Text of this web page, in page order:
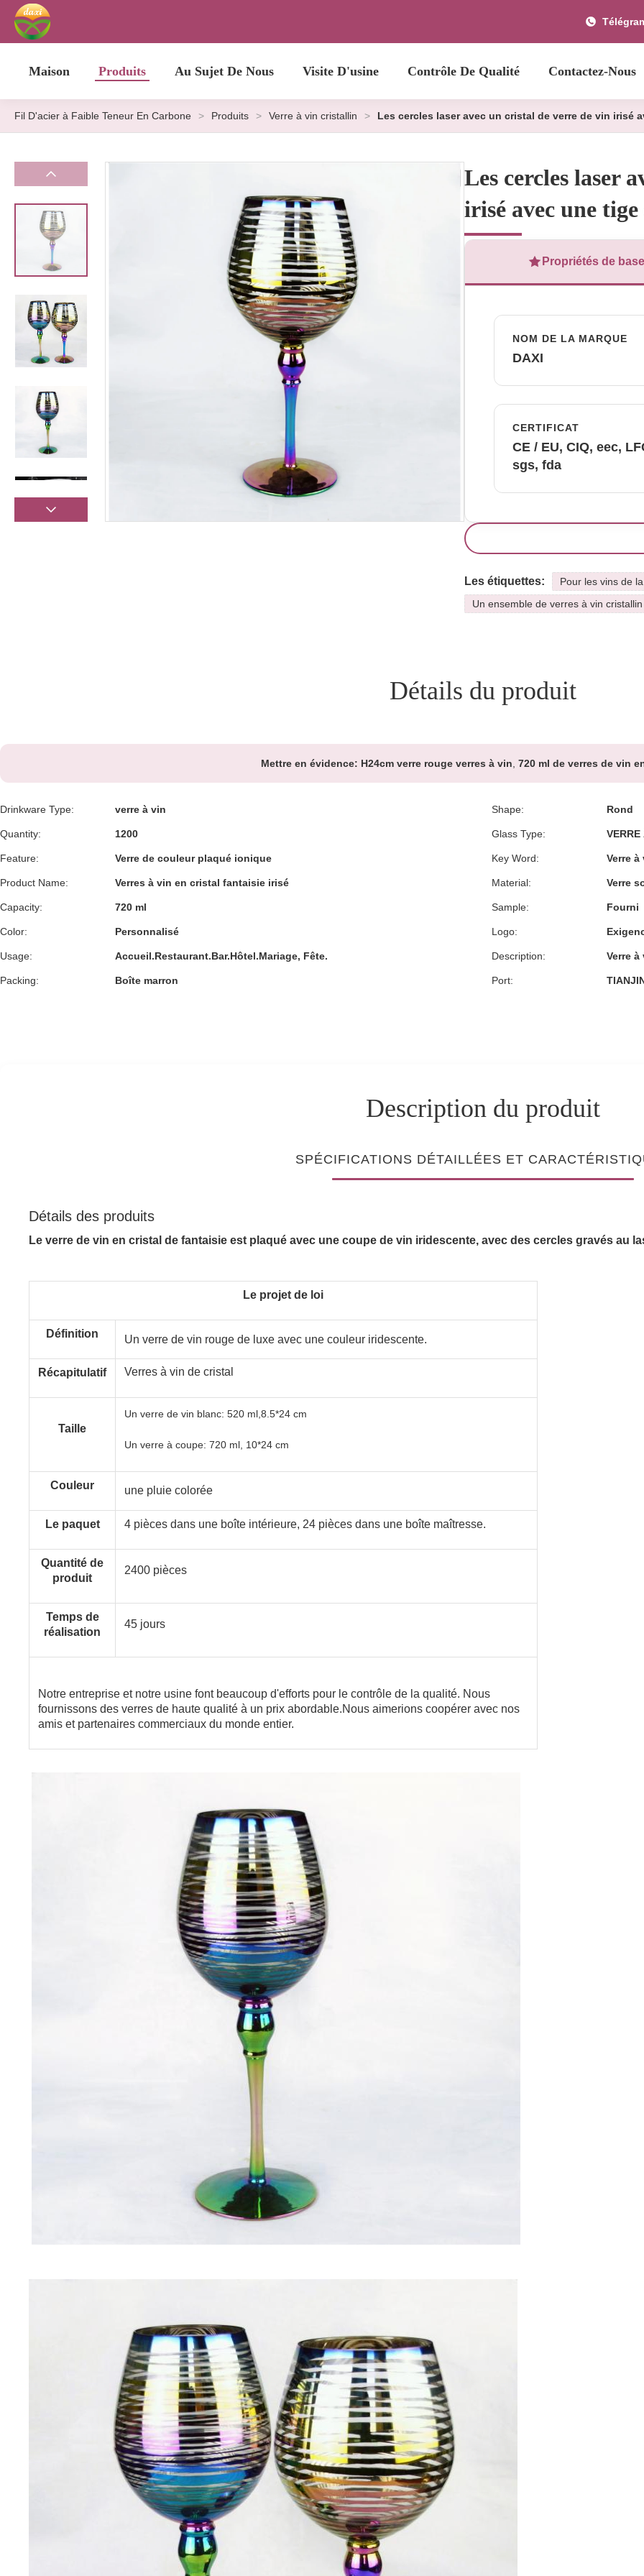
Maison Produits Au Sujet De Nous Visite D'usine Contrôle De Qualité Contactez-Nous
Fil D'acier à Faible Teneur En Carbone > Produits > Verre à vin cristallin > Les cercles laser avec un cristal de verre de vin irisé
Les cercles laser
irisé avec une
Propriétés de base
NOM DE LA MARQUE
DAXI
CERTIFICAT
CE / EU, CIQ, eec,
sgs, fda
Les étiquettes: Pour les vins de
Un ensemble de verres à vin
Détails du produit
Mettre en évidence: H24cm verre rouge verres à vin 720 ml de verres de vin
Drinkware Type: verre à vin Shape: Rond
Quantity: 1200 Glass Type: VERRE
Feature: Verre de couleur plaqué ionique Key Word: Verre
Product Name: Verres à vin en cristal fantaisie irisé Material: Verre
Capacity: 720 ml Sample: Fourni
Color: Personnalisé Logo:
Usage: Accueil.Restaurant.Bar.Hôtel.Mariage, Fête. Description: Verre
Packing: Boîte marron Port:
Description du produit
SPÉCIFICATIONS DÉTAILLÉES ET
Détails des produits
Le verre de vin en cristal de fantaisie est plaqué avec une coupe de vin iridescente, avec des cercles gravés au
Le projet de loi
Définition Un verre de vin rouge de luxe avec une couleur iridescente.
Récapitulatif Verres à vin de cristal
Taille
Un verre de vin blanc: 520 ml,8.5*24 cm
Un verre à coupe: 720 ml, 10*24 cm
Couleur une pluie colorée
Le paquet 4 pièces dans une boîte intérieure, 24 pièces dans une boîte maîtresse.
Quantité de
produit
2400 pièces
Temps de
réalisation
45 jours
Notre entreprise et notre usine font beaucoup d'efforts pour le contrôle de la qualité. Nous
fournissons des verres de haute qualité à un prix abordable.Nous aimerions coopérer avec nos
amis et partenaires commerciaux du monde entier.